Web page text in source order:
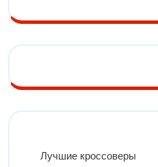
Лучшие кроссоверы